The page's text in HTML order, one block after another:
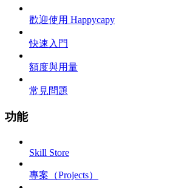
歡迎使用 Happycapy
快速入門
額度與用量
常見問題
功能
Skill Store
專案（Projects）